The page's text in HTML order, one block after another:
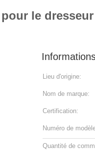
le
Lieu d'origine:
Nom de marque:
Certification:
Numéro de
Quantité de